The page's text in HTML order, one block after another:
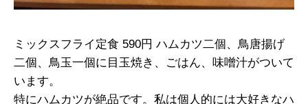
ミックスフライ定食 590円 ハムカツ二個、鳥唐揚げ
二個、鳥玉一個に目玉焼き、ごはん、味噌汁がついて
います。
特にハムカツが絶品です。私は個人的には大好きなハ